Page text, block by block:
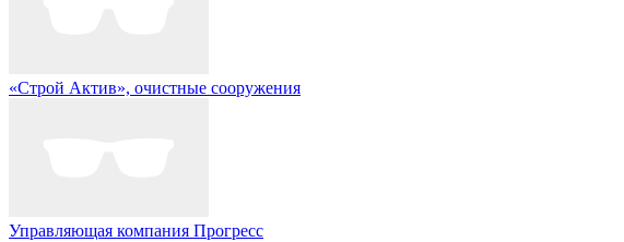
«Строй Актив», очистные сооружения
Управляющая компания Прогресс